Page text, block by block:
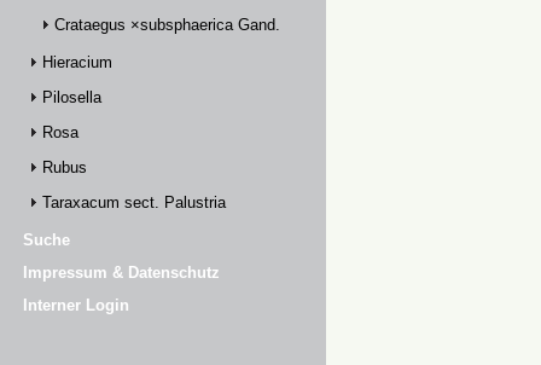
Crataegus ×subsphaerica Gand.
Hieracium
Pilosella
Rosa
Rubus
Taraxacum sect. Palustria
Suche
Impressum & Datenschutz
Interner Login